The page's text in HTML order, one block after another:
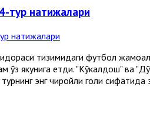
тур натижалари
тизимидаги футбол
ўз якунига етди. "Кўкалдош" ва
энг чиройли голи